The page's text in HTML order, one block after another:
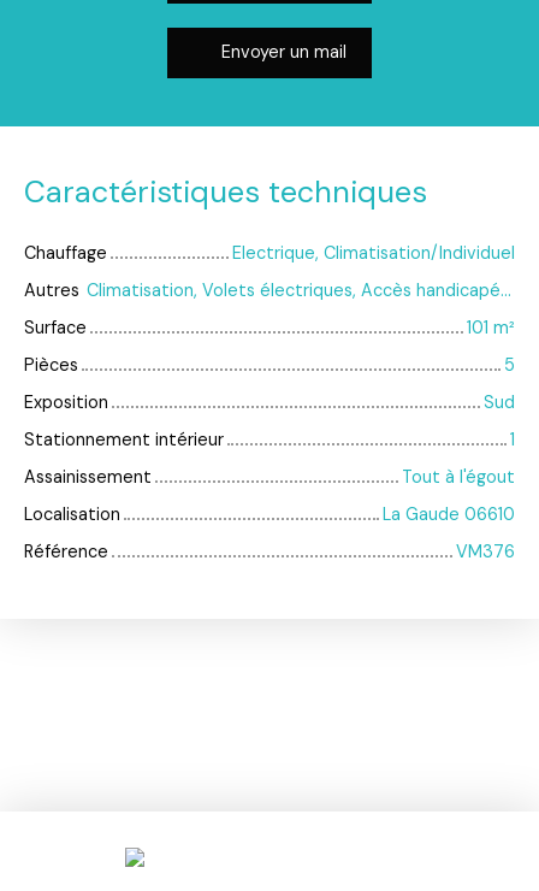
Envoyer un mail
Caractéristiques techniques
Chauffage
Electrique, Climatisation/Individuel
Autres
Climatisation, Volets électriques, Accès handicapés, Visiophone
Surface
101 m²
Pièces
5
Exposition
Sud
Stationnement intérieur
1
Assainissement
Tout à l'égout
Localisation
La Gaude 06610
Référence
VM376